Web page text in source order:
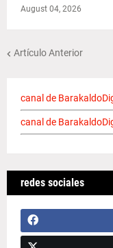
August 04, 2026
Artículo Anterior
canal de
canal de
redes sociales